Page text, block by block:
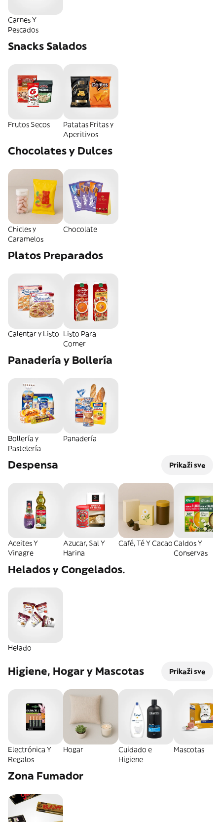
Carnes Y
Pescados
Snacks Salados
Frutos Secos
Patatas Fritas y
Aperitivos
Chocolates y Dulces
Chicles y
Caramelos
Chocolate
Platos Preparados
Calentar y Listo Listo Para
Comer
Panadería y Bollería
Bollería y
Pastelería
Panadería
Despensa Prikaži sve
Aceites Y
Vinagre
Azucar, Sal Y
Harina
Café, Té Y CacaoCaldos Y
Conservas
Helados y Congelados.
Helado
Higiene, Hogar y Mascotas Prikaži sve
Electrónica Y
Regalos
Hogar
Cuidado e
Higiene
Mascotas
Zona Fumador